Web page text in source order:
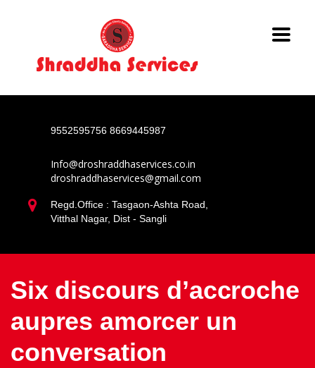
9552595756 8669445987
Info@droshraddhaservices.co.in
droshraddhaservices@gmail.com
Regd.Office : Tasgaon-Ashta Road,
Vitthal Nagar, Dist - Sangli
Six discours d’accroche
aupres amorcer un
conversation